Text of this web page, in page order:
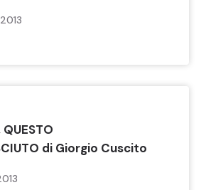
QUESTO
di Giorgio Cuscito